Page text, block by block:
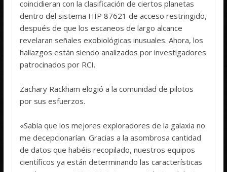
coincidieran con la clasificación de ciertos planetas
dentro del sistema HIP 87621 de acceso restringido,
después de que los escaneos de largo alcance
revelaran señales exobiológicas inusuales. Ahora, los
hallazgos están siendo analizados por investigadores
patrocinados por RCI.
Zachary Rackham elogió a la comunidad de pilotos
por sus esfuerzos.
«Sabía que los mejores exploradores de la galaxia no
me decepcionarían. Gracias a la asombrosa cantidad
de datos que habéis recopilado, nuestros equipos
científicos ya están determinando las características